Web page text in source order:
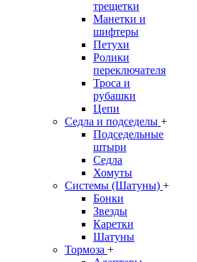
трещетки
Манетки и
шифтеры
Петухи
Ролики
переключателя
Троса и
рубашки
Цепи
Седла и подседелы +
Подседельные
штыри
Седла
Хомуты
Системы (Шатуны) +
Бонки
Звезды
Каретки
Шатуны
Тормоза +